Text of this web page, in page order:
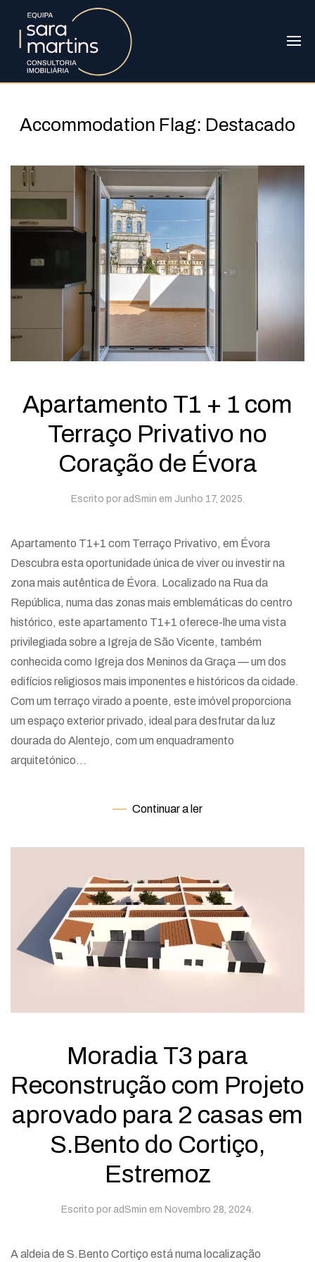
Accommodation Flag: Destacado
Apartamento T1 + 1 com
Terraço Privativo no
Coração de Évora
Escrito por adSmin em Junho 17, 2025.
Apartamento T1+1 com Terraço Privativo, em Évora
Descubra esta oportunidade única de viver ou investir na
zona mais autêntica de Évora. Localizado na Rua da
República, numa das zonas mais emblemáticas do centro
histórico, este apartamento T1+1 oferece-lhe uma vista
privilegiada sobre a Igreja de São Vicente, também
conhecida como Igreja dos Meninos da Graça — um dos
edifícios religiosos mais imponentes e históricos da cidade.
Com um terraço virado a poente, este imóvel proporciona
um espaço exterior privado, ideal para desfrutar da luz
dourada do Alentejo, com um enquadramento
arquitetónico...
Continuar a ler
Moradia T3 para
Reconstrução com Projeto
aprovado para 2 casas em
S.Bento do Cortiço,
Estremoz
Escrito por adSmin em Novembro 28, 2024.
A aldeia de S.Bento Cortiço está numa localização